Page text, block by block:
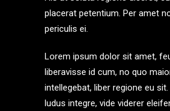
placerat petentium. Per amet
periculis ei.
Lorem ipsum dolor sit amet,
liberavisse id cum, no quo
intellegebat, liber regione eu
ludus integre, vide viderer